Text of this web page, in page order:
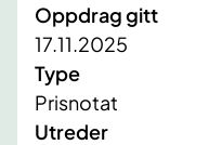
Oppdrag gitt
17.11.2025
Type
Prisnotat
Utreder